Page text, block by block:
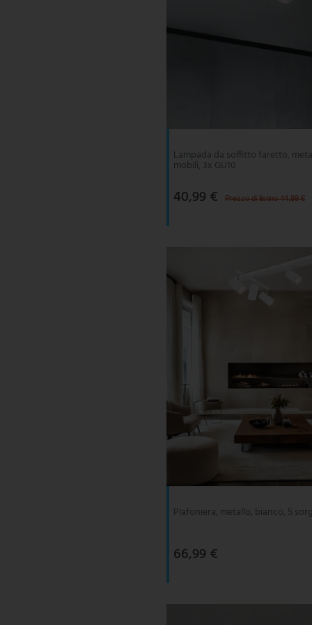
Lampada da soffitto faretto,
mobili, 3x GU10
40,99 € Prezzo di listino 44,99 €
Plafoniera, metallo, bianco, 5
66,99 €